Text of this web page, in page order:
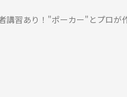
ポーカー"とプロが作る"料理"をみんなで